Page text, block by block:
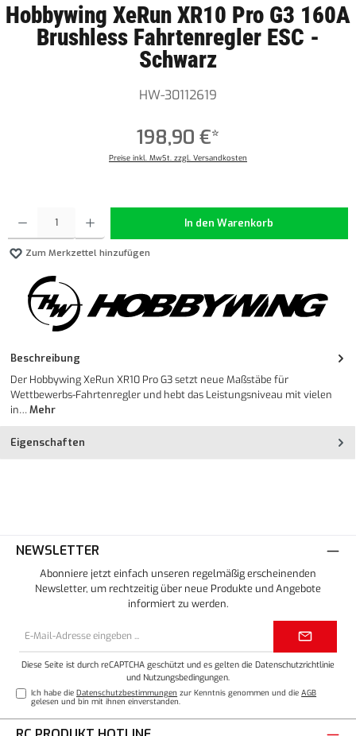
Hobbywing XeRun XR10 Pro G3 160A
Brushless Fahrtenregler ESC -
Schwarz
HW-30112619
198,90 €*
Preise inkl. MwSt. zzgl. Versandkosten
In den Warenkorb
Zum Merkzettel hinzufügen
Beschreibung
Der Hobbywing XeRun XR10 Pro G3 setzt neue Maßstäbe für
Wettbewerbs-Fahrtenregler und hebt das Leistungsniveau mit vielen
in…Mehr
Eigenschaften
NEWSLETTER
Abonniere jetzt einfach unseren regelmäßig erscheinenden
Newsletter, um rechtzeitig über neue Produkte und Angebote
informiert zu werden.
Diese Seite ist durch reCAPTCHA geschützt und es gelten die Datenschutzrichtlinie
und Nutzungsbedingungen
Ich habe dieDatenschutzbestimmungen zur Kenntnis genommen und dieAGB
gelesen und bin mit ihnen einverstanden.